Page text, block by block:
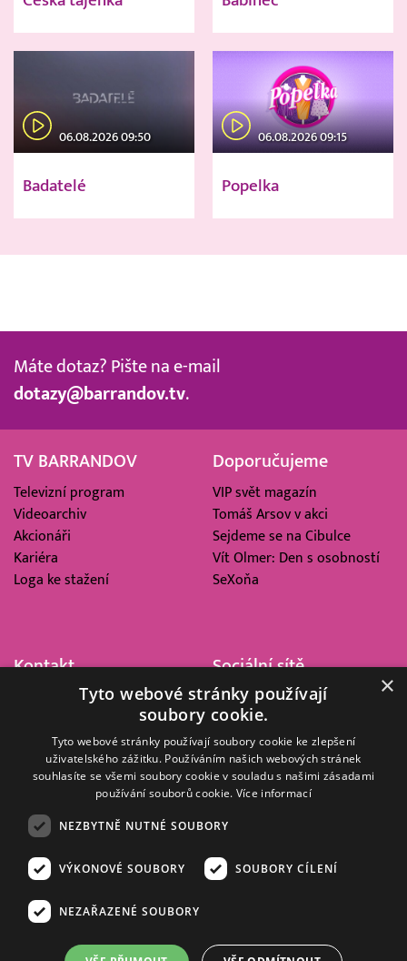
06.08.2026 09:50
Badatelé
06.08.2026 09:15
Popelka
Máte dotaz? Pište na e-mail
dotazy@barrandov.tv.
TV BARRANDOV
Televizní program
Videoarchiv
Akcionáři
Kariéra
Loga ke stažení
Doporučujeme
VIP svět magazín
Tomáš Arsov v akci
Sejdeme se na Cibulce
Vít Olmer: Den s osobností
SeXoňa
Kontakt
Barrandov Televizní Studio,
Kříženeckého nám. 322
152 00 Praha 5
IČ 416 93 311
Sociální sítě
© 2008–2026 EMPRESA MEDIA, a.s. Všechna práva vyhrazena.
Zásady ochrany osobních a dalších zpracovávaných údajů
×
Tyto webové stránky používají
soubory cookie.
Tyto webové stránky používají soubory cookie ke zlepšení
uživatelského zážitku. Používáním našich webových stránek
souhlasíte se všemi soubory cookie v souladu s našimi zásadami
používání souborů cookie. Více informací
NEZBYTNĚ NUTNÉ SOUBORY
VÝKONOVÉ SOUBORY SOUBORY CÍLENÍ
NEZAŘAZENÉ SOUBORY